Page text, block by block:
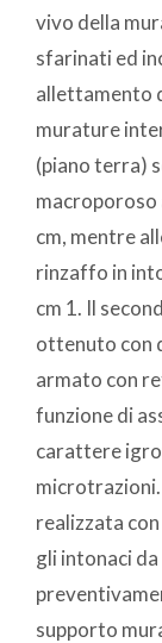
vivo della
sfarinati ed
allettamento
murature
(piano terra)
macroporoso
cm, mentre
rinzaffo in
cm 1. Il
ottenuto con
armato con
funzione di
carattere
realizzata
gli intonaci
supporto